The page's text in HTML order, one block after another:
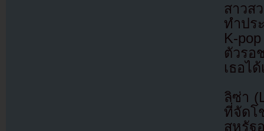
สาวส
ทำปร
K-
ตัวรอ
เธอได้
ลิซ่า
ที่จัดโ
สหรัฐ